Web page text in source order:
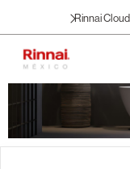
Rinnai Cloud